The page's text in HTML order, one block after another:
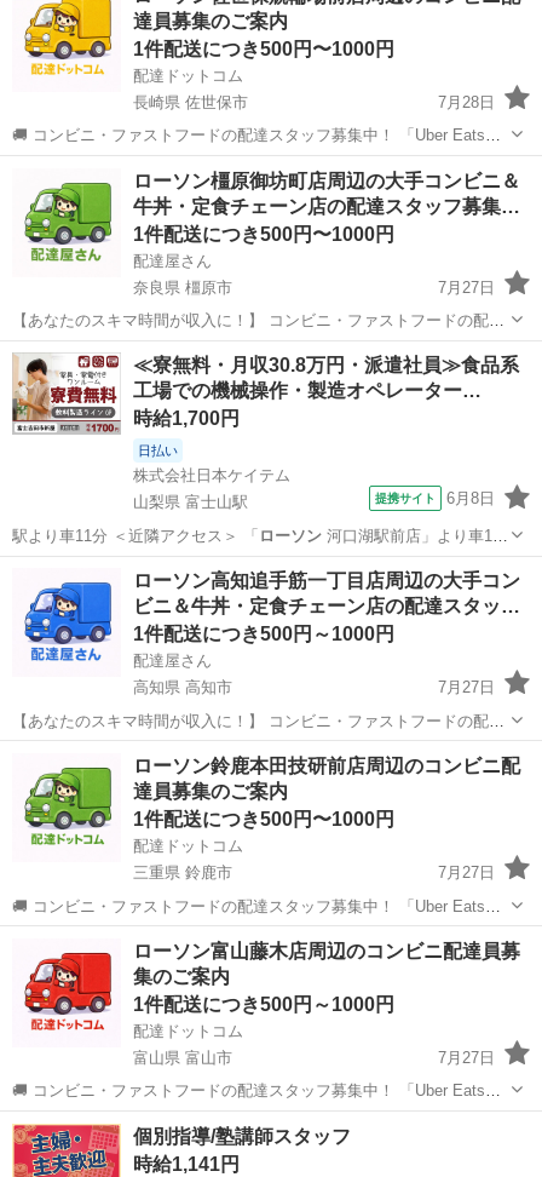
―――――――――― ...達員募集のご案内
1件配送につき500円〜1000円
配達ドットコム
長崎県 佐世保市
7月28日
🚚 コンビニ・ファストフードの配達スタッフ募集中！ 「Uber Eats」
や「出前館」のように、配達専用アプリを使ってお仕事するスタイル
です。 オファー内容を見てから、受けるかどうかを自由に選べます！
✅ 業務内容...
配送 ローソン
ローソン橿原御坊町店周辺の大手コンビニ＆
牛丼・定食チェーン店の配達スタッフ募集…
1件配送につき500円〜1000円
配達屋さん
奈良県 橿原市
7月27日
【あなたのスキマ時間が収入に！】 コンビニ・ファストフードの配達
バイト、始めませんか？ アプリで空いた時間にサクッと配達！ 配達す
るかどうかは、オファーを見てその場で自由に決められます♪
―――――――――― ...
奈良 橿原市 配送 スタッフ
≪寮無料・月収30.8万円・派遣社員≫食品系
工場での機械操作・製造オペレーター…
時給1,700円
日払い
株式会社日本ケイテム
山梨県 富士山駅
提携サイト 6月8日
駅より車11分 ＜近隣アクセス＞ 「 ローソン河口湖駅前店」より車11
分 福利…
富士山駅 その他
ローソン高知追手筋一丁目店周辺の大手コン
ビニ＆牛丼・定食チェーン店の配達スタッ…
1件配送につき500円～1000円
配達屋さん
高知県 高知市
7月27日
【あなたのスキマ時間が収入に！】 コンビニ・ファストフードの配達
バイト、始めませんか？ アプリで空いた時間にサクッと配達！ 配達す
るかどうかは、オファーを見てその場で自由に決められます♪
―――――――――― ...
スタッフ
ローソン鈴鹿本田技研前店周辺のコンビニ配
達員募集のご案内
1件配送につき500円〜1000円
配達ドットコム
三重県 鈴鹿市
7月27日
🚚 コンビニ・ファストフードの配達スタッフ募集中！ 「Uber Eats」
や「出前館」のように、配達専用アプリを使ってお仕事するスタイル
です。 オファー内容を見てから、受けるかどうかを自由に選べます！
✅ 業務内容...
ファストフード
ローソン富山藤木店周辺のコンビニ配達員募
集のご案内
1件配送につき500円～1000円
配達ドットコム
富山県 富山市
7月27日
🚚 コンビニ・ファストフードの配達スタッフ募集中！ 「Uber Eats」
や「出前館」のように、配達専用アプリを使ってお仕事するスタイル
です。 オファー内容を見てから、受けるかどうかを自由に選べます！
✅ 業務内容...
富山 富山市 配送 ローソン
個別指導/塾講師スタッフ
時給1,141円